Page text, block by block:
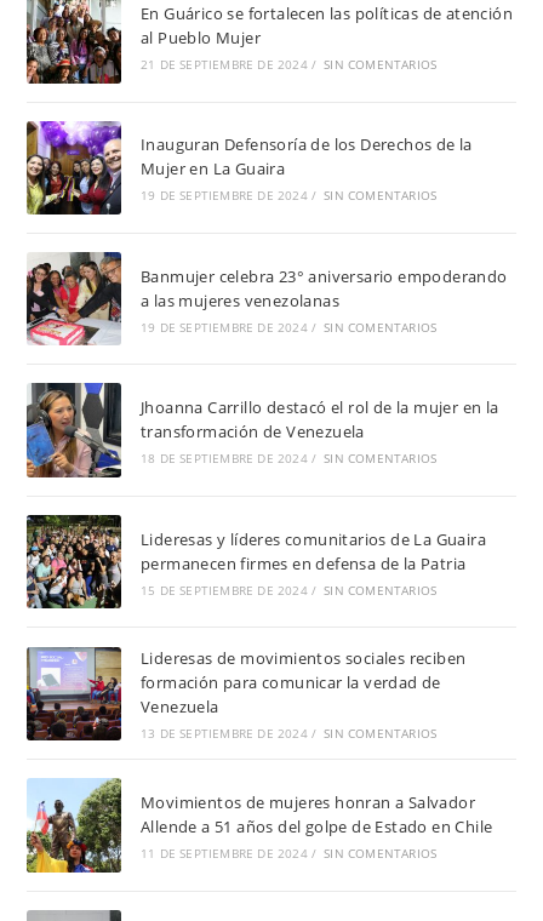
En Guárico se fortalecen las políticas de atención
al Pueblo Mujer
21 DE SEPTIEMBRE DE 2024 / SIN COMENTARIOS
Inauguran Defensoría de los Derechos de la
Mujer en La Guaira
19 DE SEPTIEMBRE DE 2024 / SIN COMENTARIOS
Banmujer celebra 23° aniversario empoderando
a las mujeres venezolanas
19 DE SEPTIEMBRE DE 2024 / SIN COMENTARIOS
Jhoanna Carrillo destacó el rol de la mujer en la
transformación de Venezuela
18 DE SEPTIEMBRE DE 2024 / SIN COMENTARIOS
Lideresas y líderes comunitarios de La Guaira
permanecen firmes en defensa de la Patria
15 DE SEPTIEMBRE DE 2024 / SIN COMENTARIOS
Lideresas de movimientos sociales reciben
formación para comunicar la verdad de
Venezuela
13 DE SEPTIEMBRE DE 2024 / SIN COMENTARIOS
Movimientos de mujeres honran a Salvador
Allende a 51 años del golpe de Estado en Chile
11 DE SEPTIEMBRE DE 2024 / SIN COMENTARIOS